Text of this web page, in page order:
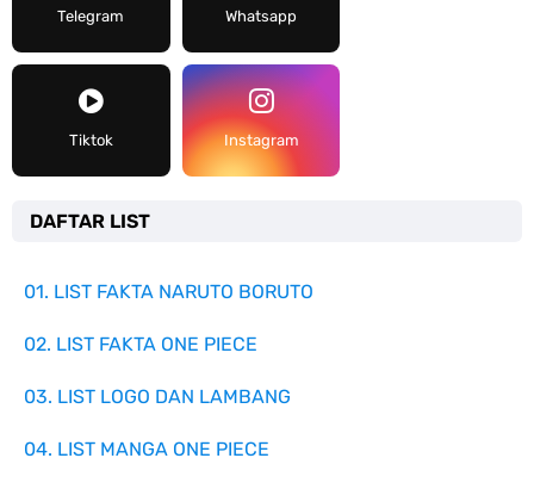
Telegram Whatsapp
Tiktok Instagram
DAFTAR LIST
01. LIST FAKTA NARUTO BORUTO
02. LIST FAKTA ONE PIECE
03. LIST LOGO DAN LAMBANG
04. LIST MANGA ONE PIECE